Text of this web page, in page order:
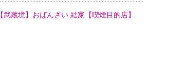
【武蔵境】おばんざい 結家【喫煙目的店】